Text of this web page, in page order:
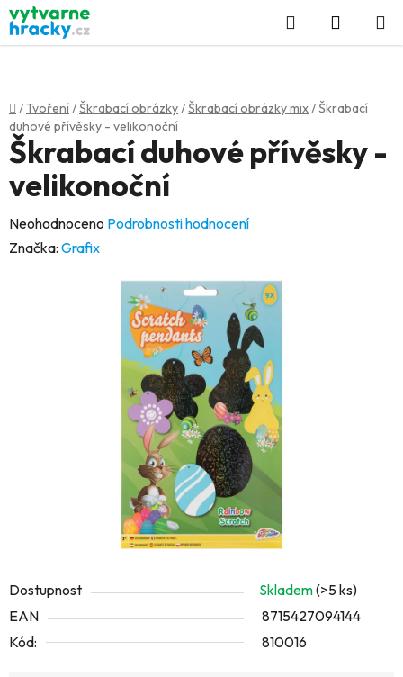
Přejít
na
obsah
Hledat
KOŠÍK
Domů
/Tvoření/Škrabací obrázky/Škrabací obrázky mix/Škrabací
duhové přívěsky - velikonoční
Dostupnost Skladem(>5 ks)
EAN
8715427094144
Kód:
810016
Škrabací duhové přívěsky -
velikonoční
Průměrné
hodnocení
Neohodnoceno Podrobnosti hodnocení
Značka: Grafix